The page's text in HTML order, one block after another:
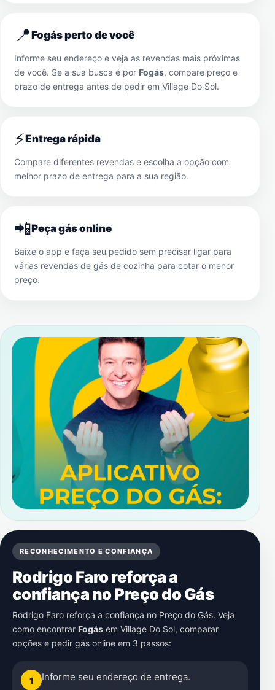
📍Fogás perto de você
Informe seu endereço e veja as revendas mais próximas
de você. Se a sua busca é por Fogás, compare preço e
prazo de entrega antes de pedir em Village Do Sol.
⚡Entrega rápida
Compare diferentes revendas e escolha a opção com
melhor prazo de entrega para a sua região.
📲Peça gás online
Baixe o app e faça seu pedido sem precisar ligar para
várias revendas de gás de cozinha para cotar o menor
preço.
RECONHECIMENTO E CONFIANÇA
Rodrigo Faro reforça a
confiança no Preço do Gás
Rodrigo Faro reforça a confiança no Preço do Gás. Veja
como encontrar Fogás em Village Do Sol, comparar
opções e pedir gás online em 3 passos:
1 Informe seu endereço de entrega.